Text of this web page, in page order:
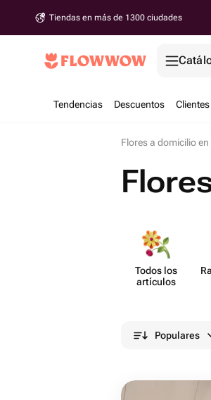
Tiendas en más de 1300 ciudades
Tendencias Descuentos
Flores a domicilio
Todos los
artículos
Populares